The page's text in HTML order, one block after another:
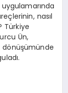
uygulamarında
nasıl
Türkiye
Ün,
dönüşümünde